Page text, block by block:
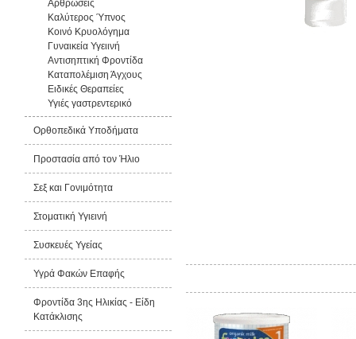
Αρθρώσεις
Καλύτερος Ύπνος
Κοινό Κρυολόγημα
Γυναικεία Υγειινή
Αντισηπτική Φροντίδα
Καταπολέμιση Άγχους
Ειδικές Θεραπείες
Υγιές γαστρεντερικό
Ορθοπεδικά Υποδήματα
Προστασία από τον Ήλιο
Σεξ και Γονιμότητα
Στοματική Υγιεινή
Συσκευές Υγείας
Υγρά Φακών Επαφής
Φροντίδα 3ης Ηλικίας - Είδη
Κατάκλισης